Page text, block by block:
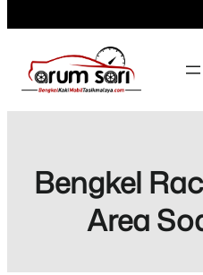
Bengkel
Area